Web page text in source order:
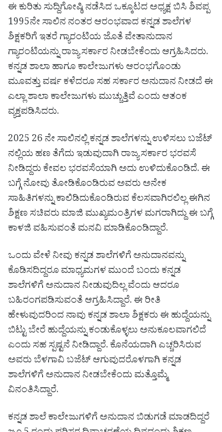
ಈ ಕುರಿತು ಸುದ್ದಿಗೋಷ್ಠಿ ನಡೆಸಿದ ಒಕ್ಕೂಟದ ಅಧ್ಯಕ್ಷ ಬಿಸಿ ಶಿವಪ್ಪ
1995ನೇ ಸಾಲಿನ ನಂತರ ಆರಂಭವಾದ ಕನ್ನಡ ಶಾಲೆಗಳ
ಶಿಕ್ಷಕರಿಗೆ ಇತರೆ ಗ್ಯಾರಂಟಿಯ ಜೊತೆ ವೇತಾನುದಾನ
ಗ್ಯಾರಂಟಿಯನ್ನು ರಾಜ್ಯ ಸರ್ಕಾರ ನೀಡಬೇಕೆಂದು ಆಗ್ರಹಿಸಿದರು.
ಕನ್ನಡ ಶಾಲಾ ಹಾಗೂ ಕಾಲೇಜುಗಳು ಆರಂಭಗೊಂಡು
ಮೂವತ್ತು ವರ್ಷ ಕಳೆದರೂ ಸಹ ಸರ್ಕಾರ ಅನುದಾನ ನೀಡದೆ ಈ
ಎಲ್ಲಾ ಶಾಲಾ ಕಾಲೇಜುಗಳು ಮುಚ್ಚುತ್ತಿವೆ ಎಂದು ಆತಂಕ
ವ್ಯಕ್ತಪಡಿಸಿದರು.
2025 26 ನೇ ಸಾಲಿನಲ್ಲಿ ಕನ್ನಡ ಶಾಲೆಗಳನ್ನು ಉಳಿಸಲು ಬಜೆಟ್
ನಲ್ಲಿಯ ಹಣ ತೆಗೆದು ಇಡುವುದಾಗಿ ರಾಜ್ಯ ಸರ್ಕಾರ ಭರವಸೆ
ನೀಡಿದ್ದರು ಕೇವಲ ಭರವಸೆಯಾಗಿ ಅದು ಉಳಿದುಕೊಂಡಿದೆ. ಈ
ಬಗ್ಗೆ ನೋವು ತೋಡಿಕೊಂಡಿರುವ ಅವರು ಅನೇಕ
ಸಾಹಿತಿಗಳನ್ನು ಕಾಲಿಡಿದುಕೊಂಡಿರುವ ಕೆಲಸವಾಗಿರಲಿಲ್ಲ ಈಗಿನ
ಶಿಕ್ಷಣ ಸಚಿವರು ಮಾಜಿ ಮುಖ್ಯಮಂತ್ರಿಗಳ ಮಗರಾಗಿದ್ದು ಈ ಬಗ್ಗೆ
ಕಾಳಜಿ ವಹಿಸುವಂತೆ ಮನವಿ ಮಾಡಿಕೊಂಡಿದ್ದಾರೆ.
ಒಂದು ವೇಳೆ ನೀವು ಕನ್ನಡ ಶಾಲೆಗಳಿಗೆ ಅನುದಾನವನ್ನು
ಕೊಡಿಸದಿದ್ದರೂ ಮಾಧ್ಯಮಗಳ ಮುಂದೆ ಬಂದು ಕನ್ನಡ
ಶಾಲೆಗಳಿಗೆ ಅನುದಾನ ನೀಡುವುದಿಲ್ಲ ವೆಂದು ಆದರೂ
ಬಹಿರಂಗಪಡಿಸುವಂತೆ ಆಗ್ರಹಿಸಿದ್ದಾರೆ. ಈ ರೀತಿ
ಹೇಳುವುದರಿಂದ ನಾವು ಕನ್ನಡ ಶಾಲಾ ಶಿಕ್ಷಕರು ಈ ಹುದ್ದೆಯನ್ನು
ಬಿಟ್ಟು ಬೇರೆ ಹುದ್ದೆಯನ್ನು ಕಂಡುಕೊಳ್ಳಲು ಅನುಕೂಲವಾಗಲಿದೆ
ಎಂದು ಸಹ ಸ್ಪಷ್ಟನೆ ನೀಡಿದ್ದಾರೆ. ಕೊನೆಯದಾಗಿ ಎಚ್ಚರಿಸಿರುವ
ಅವರು ಬೆಳಗಾವಿ ಬಜೆಟ್ ಆಗುವುದರೊಳಗಾಗಿ ಕನ್ನಡ
ಶಾಲೆಗಳಿಗೆ ಅನುದಾನ ನೀಡಬೇಕೆಂದು ಮತ್ತೊಮ್ಮೆ
ವಿನಂತಿಸಿದ್ದಾರೆ.
ಕನ್ನಡ ಶಾಲೆ ಕಾಲೇಜುಗಳಿಗೆ ಅನುದಾನ ಬಿಡುಗಡೆ ಮಾಡದಿದ್ದರೆ